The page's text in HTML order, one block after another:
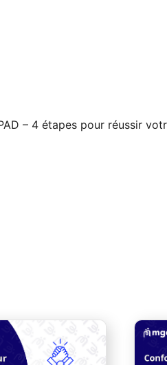
– 4 étapes pour réussir